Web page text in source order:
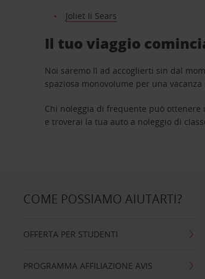
Joliet Ii Sears
Il tuo viaggio
Noi saremo lì ad accoglierti sin dal
spaziosa monovolume per una
Chi noleggia di frequente può
e troverai la tua auto a noleggio
COME POSSIAMO AIUTARTI?
OFFERTA PER STUDENTI
PROGRAMMA AFFILIAZIONE AVIS